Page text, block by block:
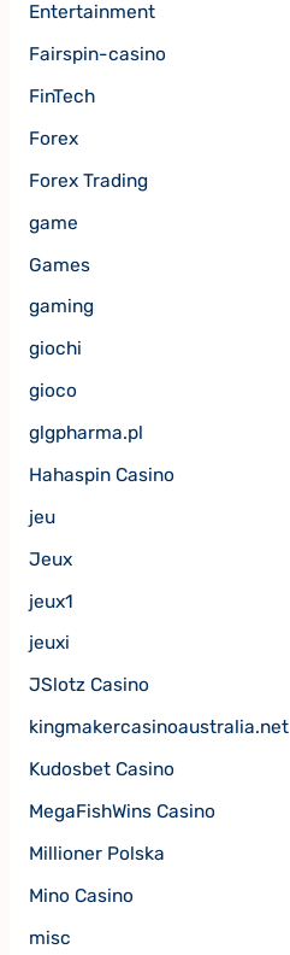
Entertainment
Fairspin-casino
FinTech
Forex
Forex Trading
game
Games
gaming
giochi
gioco
glgpharma.pl
Hahaspin Casino
jeu
Jeux
jeux1
jeuxi
JSlotz Casino
kingmakercasinoaustralia.net
Kudosbet Casino
MegaFishWins Casino
Millioner Polska
Mino Casino
misc